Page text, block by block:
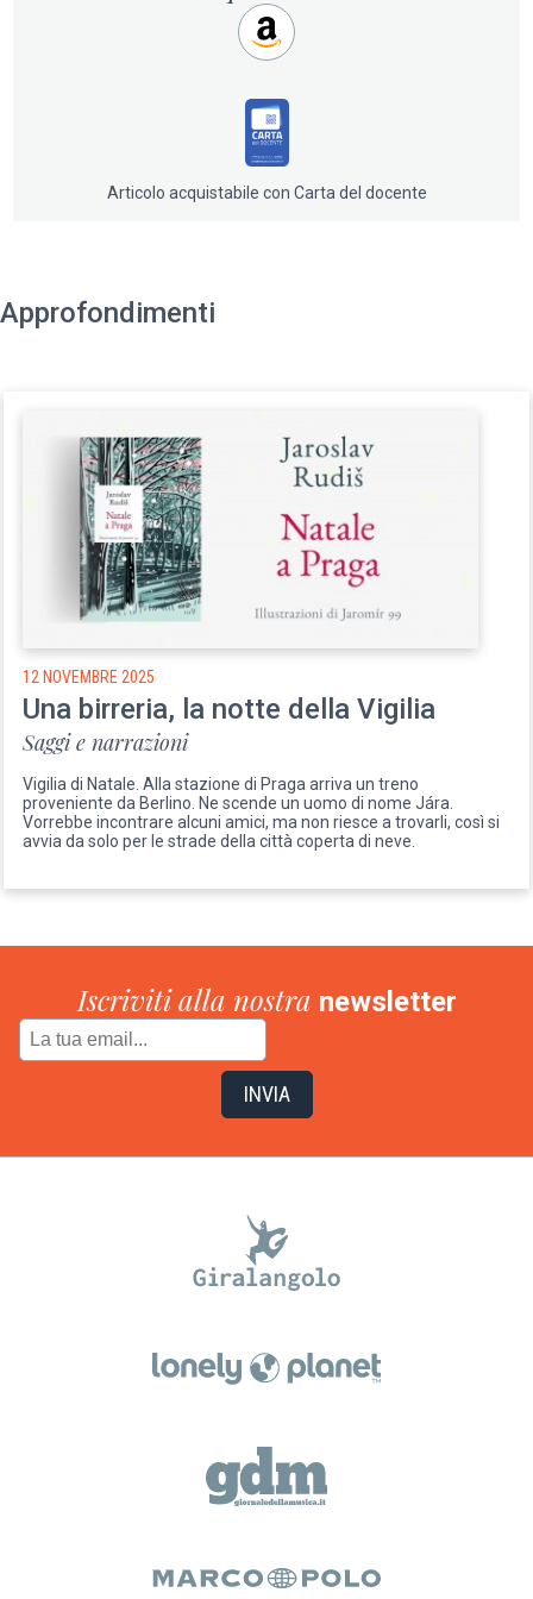
Il racconto è arricchito dalle illustrazioni di Jaromír99,
amico stretto dell’autore, che catturano l’atmosfera
Articolo acquistabile con Carta del docente
Approfondimenti
12 NOVEMBRE 2025
Una birreria, la notte della Vigilia
Saggi e narrazioni
Vigilia di Natale. Alla stazione di Praga arriva un treno
proveniente da Berlino. Ne scende un uomo di nome Jára.
Vorrebbe incontrare alcuni amici, ma non riesce a trovarli, così si
avvia da solo per le strade della città coperta di neve.
Iscriviti alla nostra newsletter